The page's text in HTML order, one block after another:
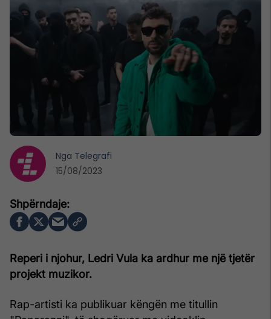
Reperi i njohur, Ledri Vula ka ardhur me një tjetër
projekt muzikor.
Rap-artisti ka publikuar këngën me titullin
Nga Telegrafi
15/08/2023